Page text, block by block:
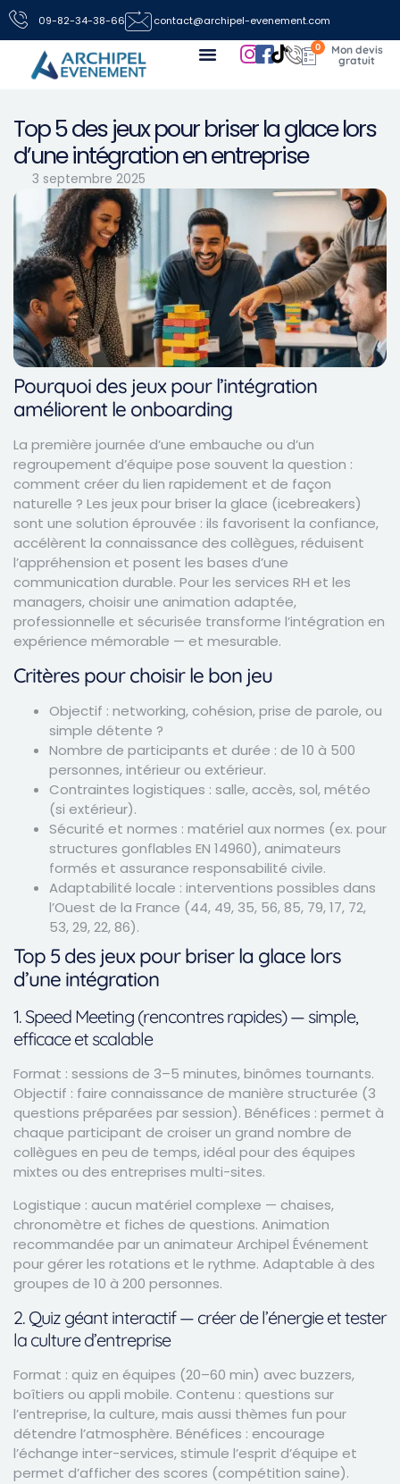
09-82-34-38-66 contact@archipel-evenement.com
0
Top 5 des jeux pour briser la glace lors
d’une intégration en entreprise
3 septembre 2025
Pourquoi des jeux pour l’intégration
améliorent le onboarding
La première journée d’une embauche ou d’un
regroupement d’équipe pose souvent la question :
comment créer du lien rapidement et de façon
naturelle ? Les jeux pour briser la glace (icebreakers)
sont une solution éprouvée : ils favorisent la confiance,
accélèrent la connaissance des collègues, réduisent
l’appréhension et posent les bases d’une
communication durable. Pour les services RH et les
managers, choisir une animation adaptée,
professionnelle et sécurisée transforme l’intégration en
expérience mémorable — et mesurable.
Critères pour choisir le bon jeu
Objectif : networking, cohésion, prise de parole, ou
simple détente ?
Nombre de participants et durée : de 10 à 500
personnes, intérieur ou extérieur.
Contraintes logistiques : salle, accès, sol, météo
(si extérieur).
Sécurité et normes : matériel aux normes (ex. pour
structures gonflables EN 14960), animateurs
formés et assurance responsabilité civile.
Adaptabilité locale : interventions possibles dans
l’Ouest de la France (44, 49, 35, 56, 85, 79, 17, 72,
53, 29, 22, 86).
Top 5 des jeux pour briser la glace lors
d’une intégration
1. Speed Meeting (rencontres rapides) — simple,
efficace et scalable
Format : sessions de 3–5 minutes, binômes tournants.
Objectif : faire connaissance de manière structurée (3
questions préparées par session). Bénéfices : permet à
chaque participant de croiser un grand nombre de
collègues en peu de temps, idéal pour des équipes
mixtes ou des entreprises multi-sites.
Logistique : aucun matériel complexe — chaises,
chronomètre et fiches de questions. Animation
recommandée par un animateur Archipel Événement
pour gérer les rotations et le rythme. Adaptable à des
groupes de 10 à 200 personnes.
2. Quiz géant interactif — créer de l’énergie et tester
la culture d’entreprise
Format : quiz en équipes (20–60 min) avec buzzers,
boîtiers ou appli mobile. Contenu : questions sur
l’entreprise, la culture, mais aussi thèmes fun pour
détendre l’atmosphère. Bénéfices : encourage
l’échange inter-services, stimule l’esprit d’équipe et
permet d’afficher des scores (compétition saine).